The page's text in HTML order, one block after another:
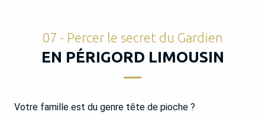
07 - Percer le secret du Gardien
EN PÉRIGORD LIMOUSIN
Votre famille est du genre tête de pioche ?